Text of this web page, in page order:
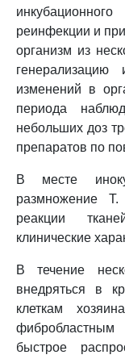
реинфекции и
организм из
изменений в
периода
небольших доз
препаратов по
В месте
размножение T.
реакции
клинические
В течение
внедряться в
клеткам
быстрое